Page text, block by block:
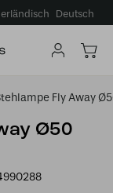
Deutsch
Fly Away
Ø50